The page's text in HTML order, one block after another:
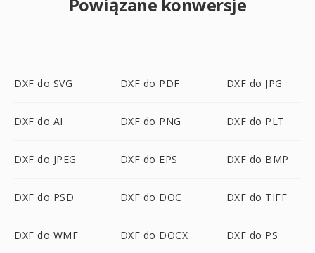
DXF do SVG DXF do PDF DXF do JPG
DXF do AI DXF do PNG DXF do PLT
DXF do JPEG DXF do EPS DXF do BMP
DXF do PSD DXF do DOC DXF do TIFF
DXF do WMF DXF do DOCX DXF do PS